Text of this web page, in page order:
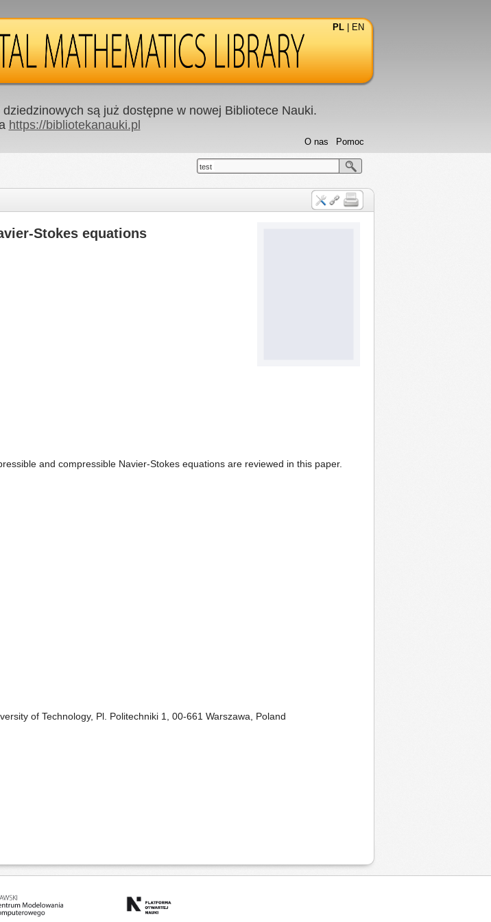
PL EN
są już dostępne w nowej Bibliotece Nauki.
https://bibliotekanauki.pl
Pomoc
O nas
test
Stokes equations
and compressible Navier-Stokes equations are reviewed in this paper.
of Technology, Pl. Politechniki 1, 00-661 Warszawa, Poland